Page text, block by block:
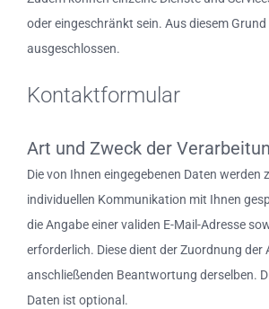
oder eingeschränkt sein. Aus diesem
ausgeschlossen.
Kontaktformular
Art und Zweck der
Die von Ihnen eingegebenen Daten werden
individuellen Kommunikation mit Ihnen
die Angabe einer validen E-Mail-Adresse
erforderlich. Diese dient der Zuordnung der
anschließenden Beantwortung derselben.
Daten ist optional.